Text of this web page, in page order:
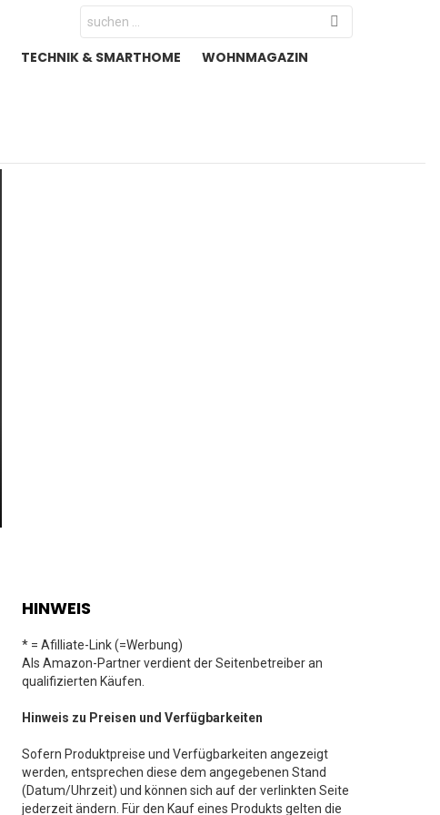
Search
for:
TECHNIK & SMARTHOME WOHNMAGAZIN
HINWEIS
* = Afilliate-Link (=Werbung)
Als Amazon-Partner verdient der Seitenbetreiber an
qualifizierten Käufen.
Hinweis zu Preisen und Verfügbarkeiten
Sofern Produktpreise und Verfügbarkeiten angezeigt
werden, entsprechen diese dem angegebenen Stand
(Datum/Uhrzeit) und können sich auf der verlinkten Seite
jederzeit ändern. Für den Kauf eines Produkts gelten die